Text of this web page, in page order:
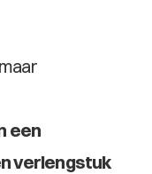
een
verlengstuk